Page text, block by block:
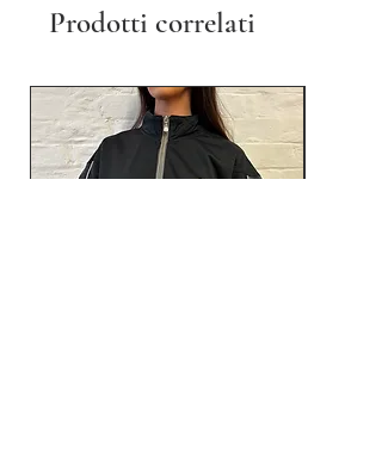
Prodotti correlati